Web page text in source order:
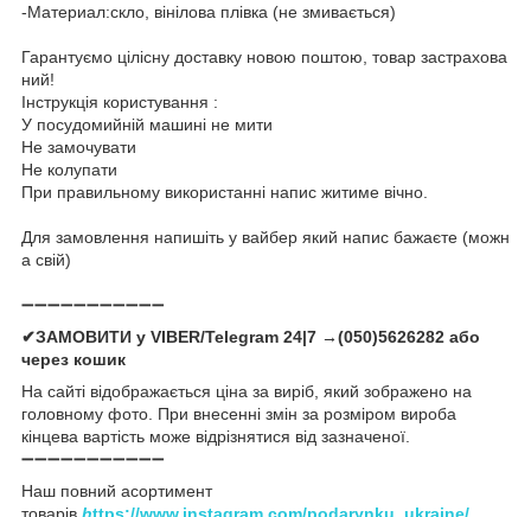
-Материал:скло, вінілова плівка (не змивається)
Гарантуємо цілісну доставку новою поштою, товар застрахова
ний!
Інструкція користування :
У посудомийній машині не мити
Не замочувати
Не колупати
При правильному використанні напис житиме вічно.
Для замовлення напишіть у вайбер який напис бажаєте (можн
а свій)
➖➖➖➖➖➖➖➖➖➖➖
✔ЗАМОВИТИ у VIBER/Telegram 24|7 →(050)5626282 або
через кошик
На сайті відображається ціна за виріб, який зображено на
головному фото. При внесенні змін за розміром вироба
кінцева вартість може відрізнятися від зазначеної.
➖➖➖➖➖➖➖➖➖➖➖
Наш повний асортимент
товарів https://www.instagram.com/podarynku_ukraine/